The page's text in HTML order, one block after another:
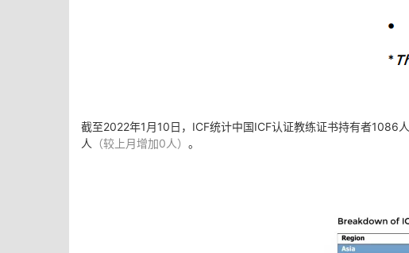
截至2022年1月10日，ICF统计中国ICF认证教练证书持有者1086人
人
（较 上月增加0人） 。